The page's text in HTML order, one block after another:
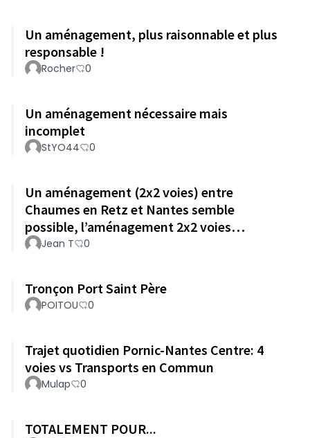
Un aménagement, plus raisonnable et plus
responsable !
Rocher 0
Un aménagement nécessaire mais
incomplet
StYO44 0
Un aménagement (2x2 voies) entre
Chaumes en Retz et Nantes semble
possible, l’aménagement 2x2 voies
Chaumes en Retz - Pornic ne présente aucun
Jean T 0
Tronçon Port Saint Père
POITOU 0
Trajet quotidien Pornic-Nantes Centre: 4
voies vs Transports en Commun
Mulap 0
TOTALEMENT POUR...